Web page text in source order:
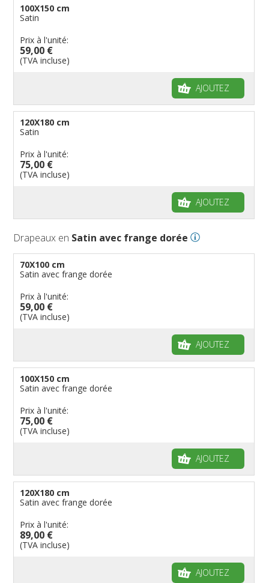
100X150 cm
Satin
Prix à l'unité:
59,00 €
(TVA incluse)
AJOUTEZ
120X180 cm
Satin
Prix à l'unité:
75,00 €
(TVA incluse)
AJOUTEZ
Drapeaux en Satin avec frange dorée
70X100 cm
Satin avec frange dorée
Prix à l'unité:
59,00 €
(TVA incluse)
AJOUTEZ
100X150 cm
Satin avec frange dorée
Prix à l'unité:
75,00 €
(TVA incluse)
AJOUTEZ
120X180 cm
Satin avec frange dorée
Prix à l'unité:
89,00 €
(TVA incluse)
AJOUTEZ